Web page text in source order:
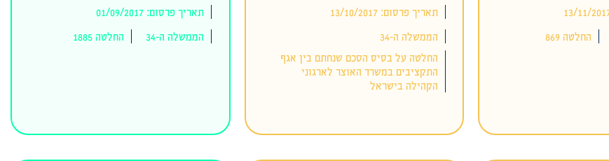
החלטה 869
תאריך פרסום: 13/10/2017
הממשלה ה-34
החלטה על בסיס הסכם שנחתם בין אגף
התקציבים במשרד האוצר לארגוני
הקהילה בישראל
תאריך פרסום: 01/09/2017
הממשלה ה-34
החלטה 1885